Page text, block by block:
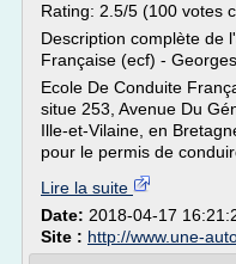
Rating: 2.5/5 (100 votes
Description complète de
Française (ecf) -
Ecole De Conduite
situe 253, Avenue Du
Ille-et-Vilaine, en
pour le permis de
Lire la suite
Date: 2018-04-17
Site : http://www.une-